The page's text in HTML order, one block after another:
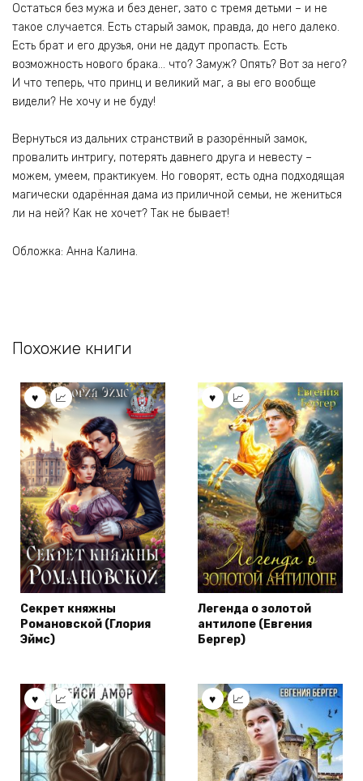
Остаться без мужа и без денег, зато с тремя детьми – и не
такое случается. Есть старый замок, правда, до него далеко.
Есть брат и его друзья, они не дадут пропасть. Есть
возможность нового брака… что? Замуж? Опять? Вот за него?
И что теперь, что принц и великий маг, а вы его вообще
видели? Не хочу и не буду!
Вернуться из дальних странствий в разорённый замок,
провалить интригу, потерять давнего друга и невесту –
можем, умеем, практикуем. Но говорят, есть одна подходящая
магически одарённая дама из приличной семьи, не жениться
ли на ней? Как не хочет? Так не бывает!
Обложка: Анна Калина.
Похожие книги
Секрет княжны
Романовской (Глория
Эймс)
Легенда о золотой
антилопе (Евгения
Бергер)